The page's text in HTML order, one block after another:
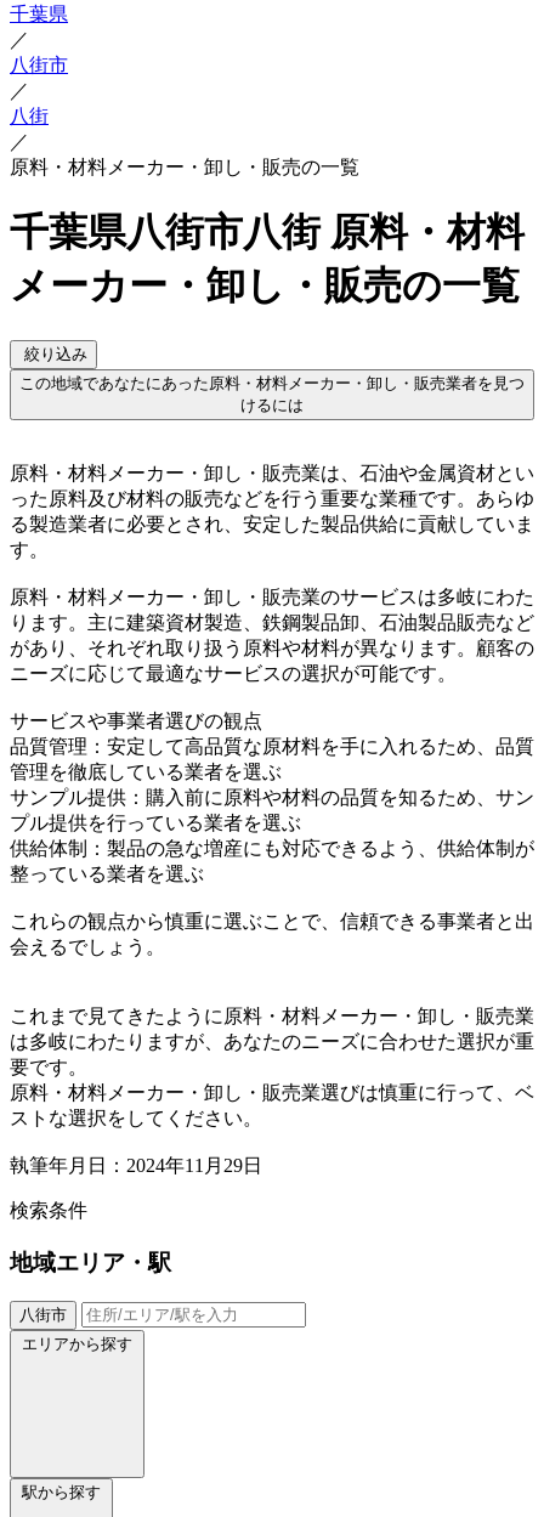
千葉県
／
八街市
／
八街
／
原料・材料メーカー・卸し・販売の一覧
千葉県八街市八街 原料・材料
メーカー・卸し・販売の一覧
絞り込み
この地域であなたにあった原料・材料メーカー・卸し・販売業者を見つ
けるには
原料・材料メーカー・卸し・販売業は、石油や金属資材とい
った原料及び材料の販売などを行う重要な業種です。あらゆ
る製造業者に必要とされ、安定した製品供給に貢献していま
す。
原料・材料メーカー・卸し・販売業のサービスは多岐にわた
ります。主に建築資材製造、鉄鋼製品卸、石油製品販売など
があり、それぞれ取り扱う原料や材料が異なります。顧客の
ニーズに応じて最適なサービスの選択が可能です。
サービスや事業者選びの観点
品質管理：安定して高品質な原材料を手に入れるため、品質
管理を徹底している業者を選ぶ
サンプル提供：購入前に原料や材料の品質を知るため、サン
プル提供を行っている業者を選ぶ
供給体制：製品の急な増産にも対応できるよう、供給体制が
整っている業者を選ぶ
これらの観点から慎重に選ぶことで、信頼できる事業者と出
会えるでしょう。
これまで見てきたように原料・材料メーカー・卸し・販売業
は多岐にわたりますが、あなたのニーズに合わせた選択が重
要です。
原料・材料メーカー・卸し・販売業選びは慎重に行って、ベ
ストな選択をしてください。
執筆年月日：2024年11月29日
検索条件
地域エリア・駅
八街市
エリアから探す
駅から探す